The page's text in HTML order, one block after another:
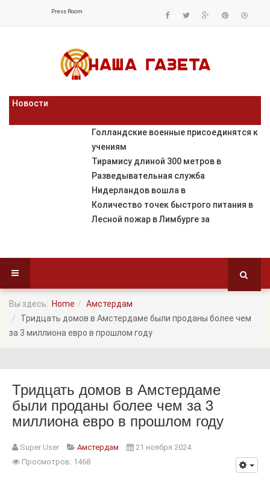
Press Room
Новости
Голландские военные присоединятся к
учениям
Тирамису длиной 300 метров в
Разведывательная служба
Нидерландов вошла в
Количество точек быстрого питания в
Лесной пожар в Лимбурге за
Вы здесь: Home
Амстердам
Тридцать домов в Амстердаме были проданы более чем
за 3 миллиона евро в прошлом году
Тридцать домов в Амстердаме
были проданы более чем за 3
миллиона евро в прошлом году
Super User Амстердам
21 ноября 2024
Просмотров: 1468